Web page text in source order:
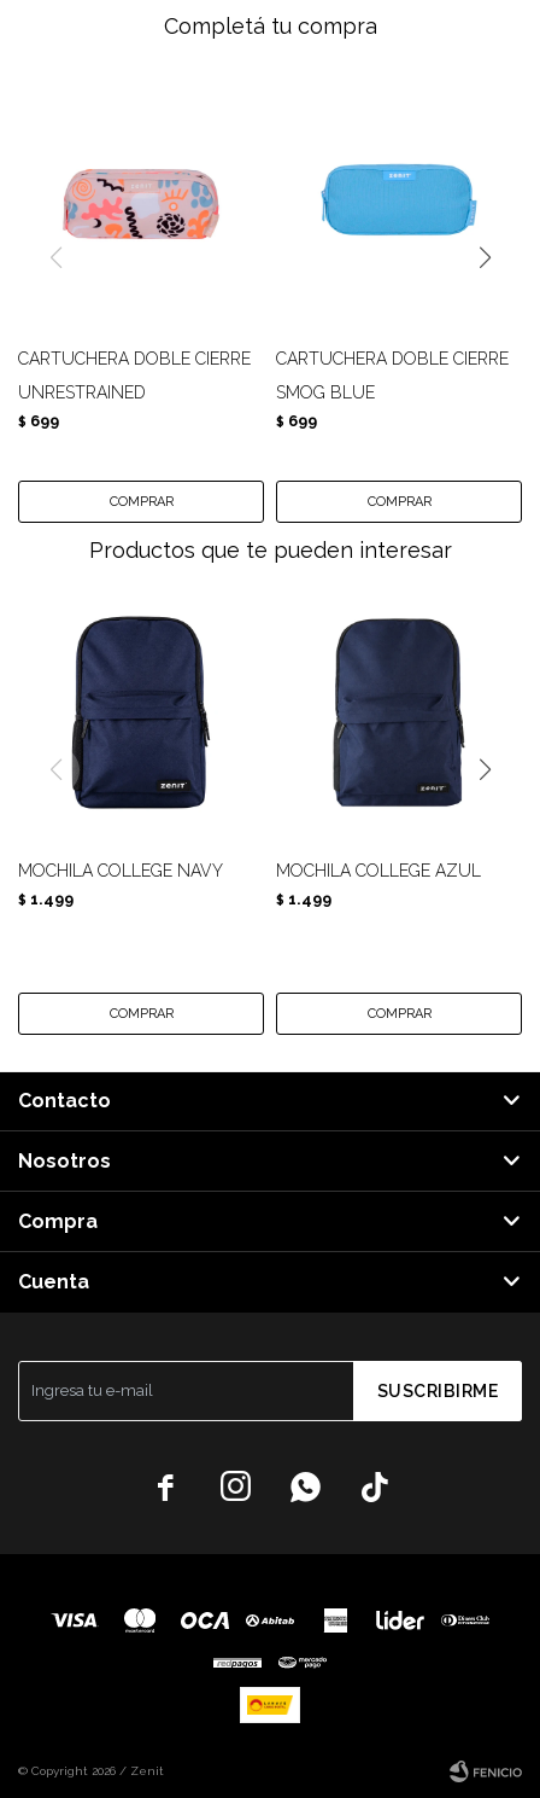
Completá tu compra
CARTUCHERA DOBLE CIERRE
UNRESTRAINED
$ 699
CARTUCHERA DOBLE CIERRE
SMOG BLUE
$ 699
Productos que te pueden interesar
MOCHILA COLLEGE NAVY
$ 1.499
MOCHILA COLLEGE AZUL
$ 1.499
SUSCRIBIRME
   
Contacto
Nosotros
Compra
Cuenta
© Copyright 2026 / Zenit